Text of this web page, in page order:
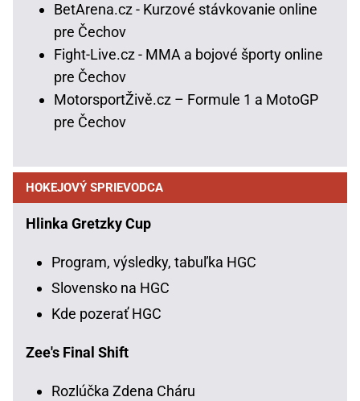
BetArena.cz - Kurzové stávkovanie online
pre Čechov
Fight-Live.cz - MMA a bojové športy online
pre Čechov
MotorsportŽivě.cz – Formule 1 a MotoGP
pre Čechov
HOKEJOVÝ SPRIEVODCA
Hlinka Gretzky Cup
Program, výsledky, tabuľka HGC
Slovensko na HGC
Kde pozerať HGC
Zee's Final Shift
Rozlúčka Zdena Cháru